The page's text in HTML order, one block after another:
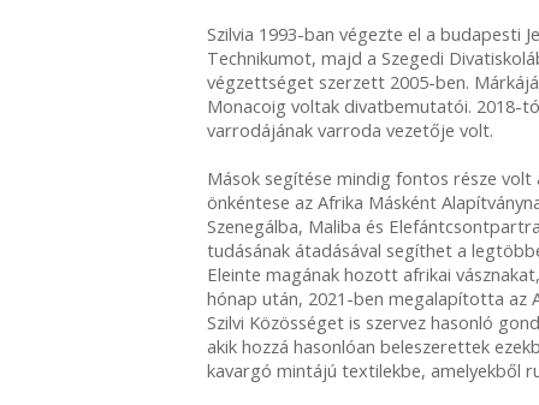
Szilvia 1993-ban végezte el a budapesti
Technikumot, majd a Szegedi
végzettséget szerzett 2005-ben.
Monacoig voltak divatbemutatói. 2018-
varrodájának varroda vezetője volt.
Mások segítése mindig fontos része volt
önkéntese az Afrika Másként
Szenegálba, Maliba és
tudásának átadásával segíthet a
Eleinte magának hozott afrikai
hónap után, 2021-ben megalapította az
Szilvi Közösséget is szervez hasonló
akik hozzá hasonlóan beleszerettek
kavargó mintájú textilekbe, amelyekből